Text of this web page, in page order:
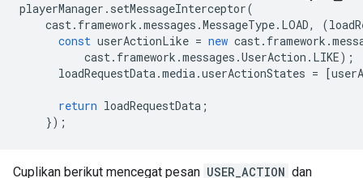
playerManager . setMessageInterceptor(
cast. framework .messages .MessageType. LOAD, (
const userActionLike = new cast. framework .
cast. framework .messages .UserAction . LIKE);
loadRequestData.media.userActionStates = [
return loadRequestData ;
});
Cuplikan berikut mencegat pesan USER_ACTION dan